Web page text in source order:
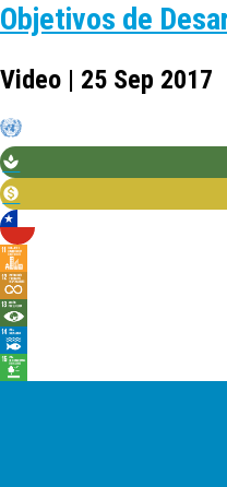
Objetivos de
Video | 25 Sep 2017